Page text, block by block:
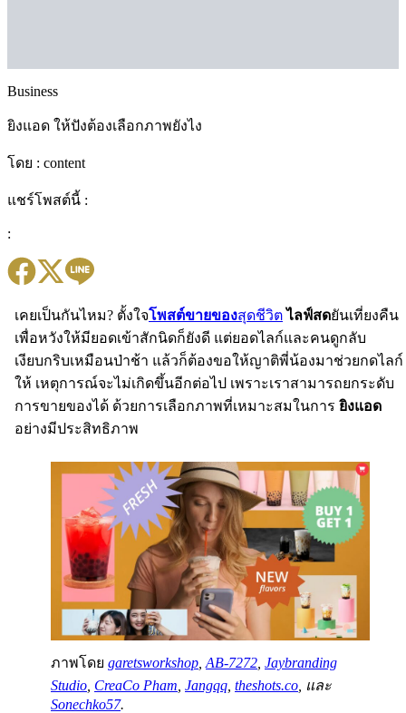
Business
ยิงแอด ให้ปังต้องเลือกภาพยังไง
โดย : content
แชร์โพสต์นี้ :
:
เคยเป็นกันไหม? ตั้งใจโพสต์ขายของสุดชีวิต ไลฟ์สดยันเที่ยงคืน
เพื่อหวังให้มียอดเข้าสักนิดก็ยังดี แต่ยอดไลก์และคนดูกลับ
เงียบกริบเหมือนป่าช้า แล้วก็ต้องขอให้ญาติพี่น้องมาช่วยกดไลก์
ให้ เหตุการณ์จะไม่เกิดขึ้นอีกต่อไป เพราะเราสามารถยกระดับ
การขายของได้ ด้วยการเลือกภาพที่เหมาะสมในการ ยิงแอด
อย่างมีประสิทธิภาพ
ภาพโดย garetsworkshop AB-7272 Jaybranding
Studio CreaCo Pham Jangqq theshots.co , และ
Sonechko57.